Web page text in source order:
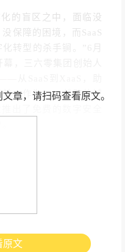
的盲区之中，面临没
保障的困境，而SaaS
，作为SaaS战略的试
文章，请扫码查看原文。
原文